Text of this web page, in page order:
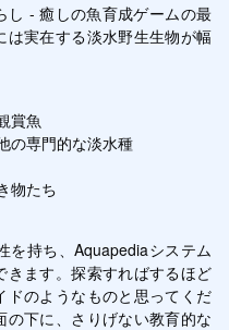
し - 癒しの魚育成ゲームの最
は実在する淡水野生生物が幅
賞魚
の専門的な淡水種
物たち
を持ち、Aquapediaシステム
きます。探索すればするほど
ドのようなものと思ってくだ
下に、さりげない教育的な